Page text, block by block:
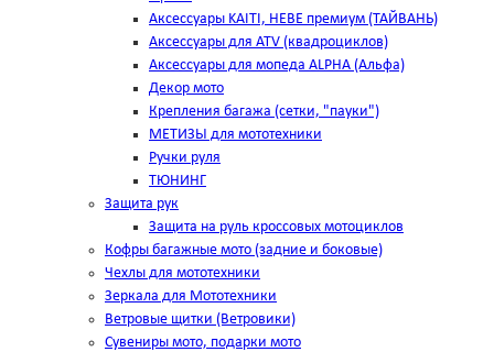
Аксессуары KAITI, HEBE премиум (ТАЙВАНЬ)
Аксессуары для ATV (квадроциклов)
Аксессуары для мопеда ALPHA (Альфа)
Декор мото
Крепления багажа (сетки, "пауки")
МЕТИЗЫ для мототехники
Ручки руля
ТЮНИНГ
Защита рук
Защита на руль кроссовых мотоциклов
Кофры багажные мото (задние и боковые)
Чехлы для мототехники
Зеркала для Мототехники
Ветровые щитки (Ветровики)
Сувениры мото, подарки мото